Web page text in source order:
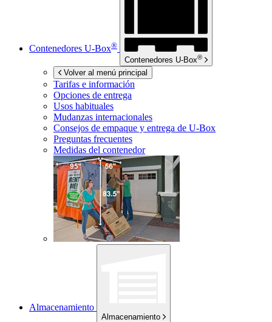
Contenedores U-Box®
Contenedores U-Box®
Volver al menú principal
Tarifas e información
Opciones de entrega
Usos habituales
Mudanzas internacionales
Consejos de empaque y entrega de U-Box
Preguntas frecuentes
Medidas del contenedor
Almacenamiento
Almacenamiento